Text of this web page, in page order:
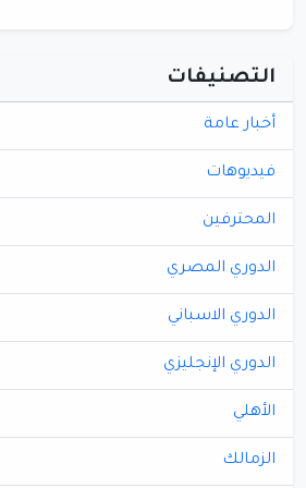
التصنيفات
أخبار عامة
فيديوهات
المحترفين
الدوري المصري
الدوري الاسباني
الدوري الإنجليزي
الأهلي
الزمالك